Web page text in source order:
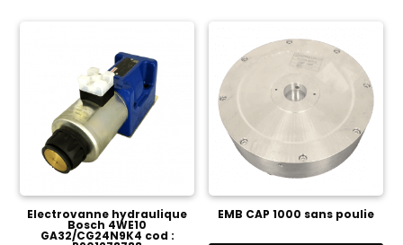
Electrovanne hydraulique
Bosch 4WE10
GA32/CG24N9K4 cod :
EMB CAP 1000 sans poulie